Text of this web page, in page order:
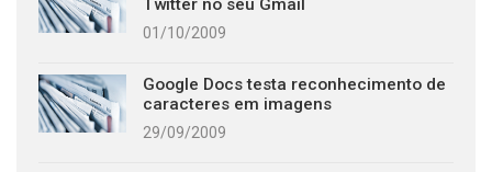
01/10/2009
Google Docs testa reconhecimento de
caracteres em imagens
29/09/2009